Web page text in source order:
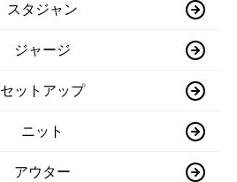
スタジャン
ジャージ
セットアップ
ニット
アウター